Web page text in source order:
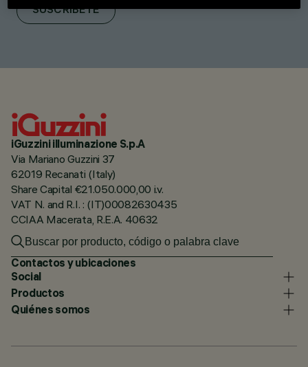
SUSCRÍBETE
iGuzzini illuminazione S.p.A
Via Mariano Guzzini 37
62019 Recanati (Italy)
Share Capital €21.050.000,00 i.v.
VAT N. and R.I. : (IT)00082630435
CCIAA Macerata, R.E.A. 40632
Contactos y ubicaciones
Social
Productos
Quiénes somos